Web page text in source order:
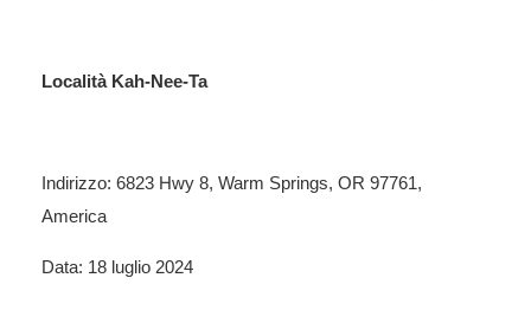
Località Kah-Nee-Ta
Indirizzo: 6823 Hwy 8, Warm Springs, OR 97761,
America
Data: 18 luglio 2024